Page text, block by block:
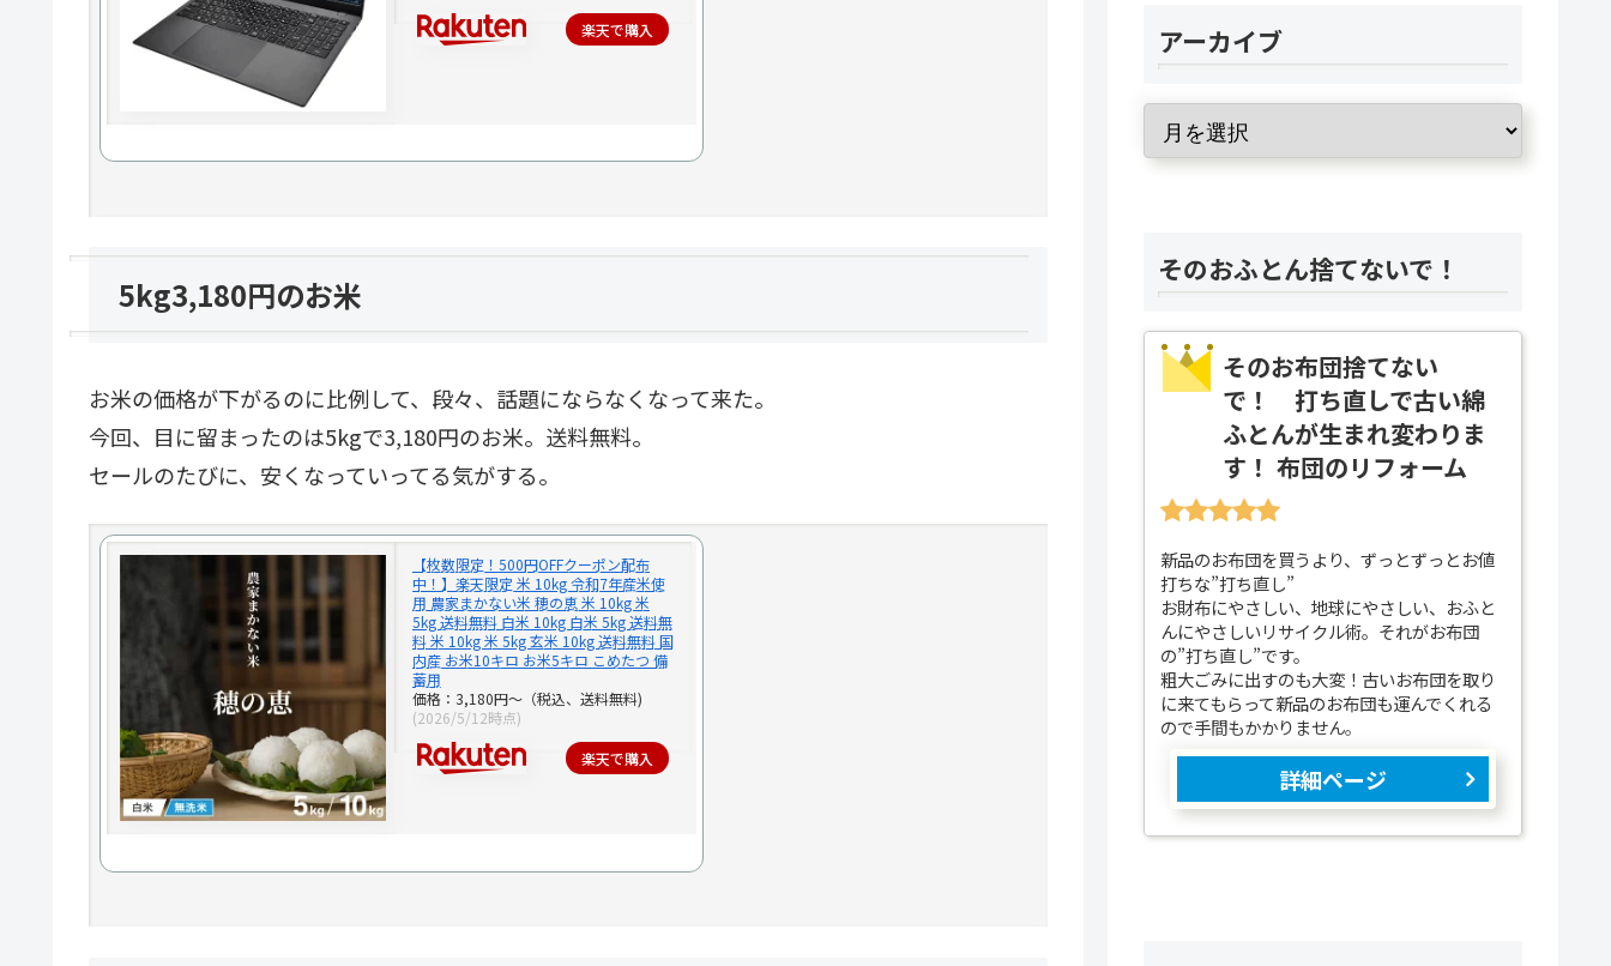
楽天で購入
5kg3,180円のお米
お米の価格が下がるのに比例して、段々、話題にならなくなって来た。
今回、目に留まったのは5kgで3,180円のお米。送料無料。
セールのたびに、安くなっていってる気がする。
【枚数限定！500円OFFクーポン配布
中！】楽天限定 米 10kg 令和7年産米使
用 農家まかない米 穂の恵 米 10kg 米
5kg 送料無料 白米 10kg 白米 5kg 送料無
料 米 10kg 米 5kg 玄米 10kg 送料無料 国
内産 お米10キロ お米5キロ こめたつ 備
蓄用
価格：3,180円～（税込、送料無料)
(2026/5/12時点)
楽天で購入
アーカイブ
そのおふとん捨てないで！
そのお布団捨てない
で！ 打ち直しで古い綿
ふとんが生まれ変わりま
す！ 布団のリフォーム
新品のお布団を買うより、ずっとずっとお値
打ちな”打ち直し”
お財布にやさしい、地球にやさしい、おふと
んにやさしいリサイクル術。それがお布団
の”打ち直し”です。
粗大ごみに出すのも大変！古いお布団を取り
に来てもらって新品のお布団も運んでくれる
ので手間もかかりません。
詳細ページ